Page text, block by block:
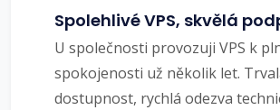
Spolehlivé VPS, skvělá
U společnosti provozuji VPS k
spokojenosti už několik let.
dostupnost, rychlá odezva